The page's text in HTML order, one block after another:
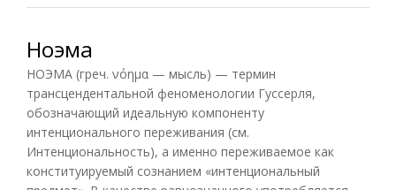
Ноэма
НОЭМА (греч. νόημα — мысль) — термин
трансцендентальной феноменологии Гуссерля,
обозначающий идеальную компоненту
интенционального переживания (см.
Интенциональность), а именно переживаемое как
конституируемый сознанием «интенциональный